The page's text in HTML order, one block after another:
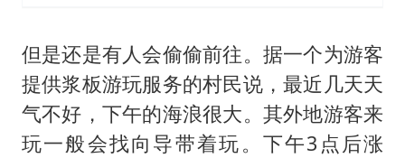
但是还是有人会偷偷前往。据一个为游客
提供浆板游玩服务的村民说，最近几天天
气不好，下午的海浪很大。其外地游客来
玩一般会找向导带着玩。下午3点后涨